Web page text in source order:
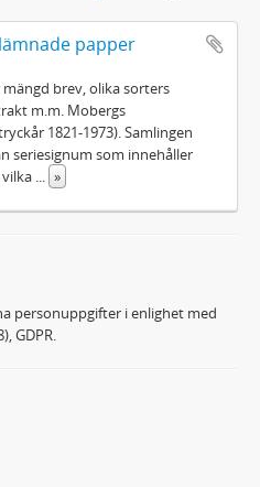
papper
brev, olika sorters
m.m. Mobergs
1821-1973). Samlingen
seriesignum som innehåller
»
personuppgifter i enlighet med
GDPR.